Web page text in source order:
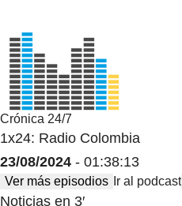
Crónica 24/7
1x24: Radio Colombia
23/08/2024 - 01:38:13
Ver más episodios Ir al podcast
Noticias en 3′